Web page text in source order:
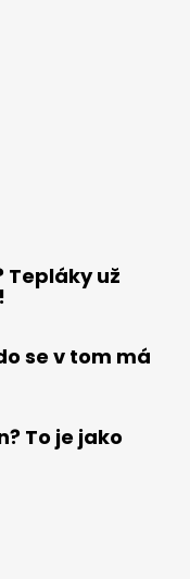
Tepláky už
se v tom má
To je jako